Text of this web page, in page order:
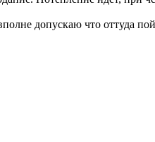
допускаю что оттуда